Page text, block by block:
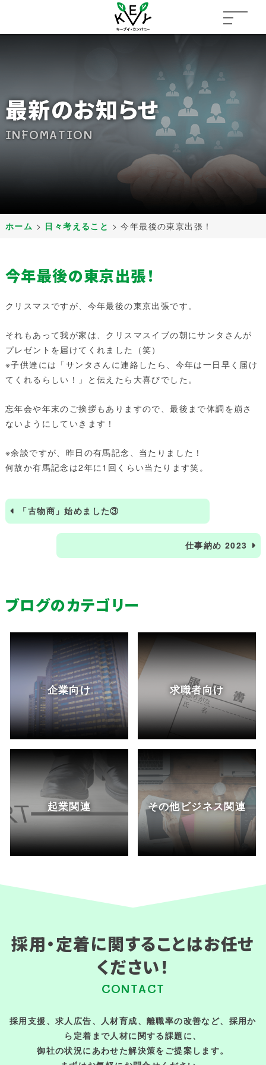
最新のお知らせ
INFOMATION
ホーム > 日々考えること >今年最後の東京出張！
今年最後の東京出張！
クリスマスですが、今年最後の東京出張です。
それもあって我が家は、クリスマスイブの朝にサンタさんが
プレゼントを届けてくれました（笑）
※子供達には「サンタさんに連絡したら、今年は一日早く届け
てくれるらしい！」と伝えたら大喜びでした。
忘年会や年末のご挨拶もありますので、最後まで体調を崩さ
ないようにしていきます！
※余談ですが、昨日の有馬記念、当たりました！
何故か有馬記念は2年に1回くらい当たります笑。
「古物商」始めました③
仕事納め 2023
ブログのカテゴリー
企業向け 求職者向け
起業関連 その他ビジネス関連
採用・定着に関することはお任せ
ください！
CONTACT
採用支援、求人広告、人材育成、離職率の改善など、採用か
ら定着まで人材に関する課題に、
御社の状況にあわせた解決策をご提案します。